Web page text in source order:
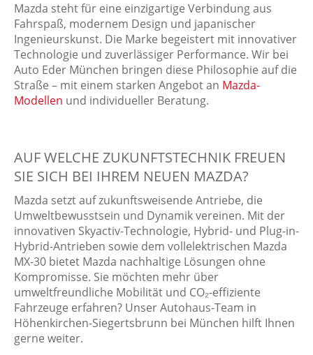
Mazda steht für eine einzigartige Verbindung aus
Fahrspaß, modernem Design und japanischer
Ingenieurskunst. Die Marke begeistert mit innovativer
Technologie und zuverlässiger Performance. Wir bei
Auto Eder München bringen diese Philosophie auf die
Straße – mit einem starken Angebot an Mazda-
Modellen und individueller Beratung.
AUF WELCHE ZUKUNFTSTECHNIK FREUEN
SIE SICH BEI IHREM NEUEN MAZDA?
Mazda setzt auf zukunftsweisende Antriebe, die
Umweltbewusstsein und Dynamik vereinen. Mit der
innovativen Skyactiv-Technologie, Hybrid- und Plug-in-
Hybrid-Antrieben sowie dem vollelektrischen Mazda
MX-30 bietet Mazda nachhaltige Lösungen ohne
Kompromisse. Sie möchten mehr über
umweltfreundliche Mobilität und CO₂-effiziente
Fahrzeuge erfahren? Unser Autohaus-Team in
Höhenkirchen-Siegertsbrunn bei München hilft Ihnen
gerne weiter.